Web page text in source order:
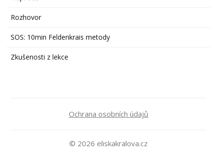
Rozhovor
SOS: 10min Feldenkrais metody
Zkušenosti z lekce
Ochrana osobních údajů
© 2026 eliskakralova.cz